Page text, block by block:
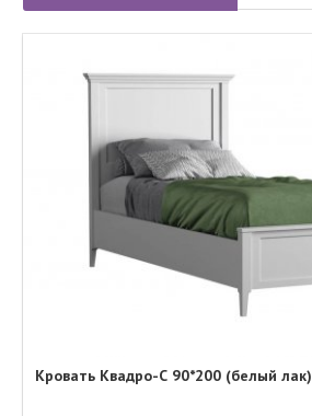
Кровать Квадро-С 90*200 (белый лак)